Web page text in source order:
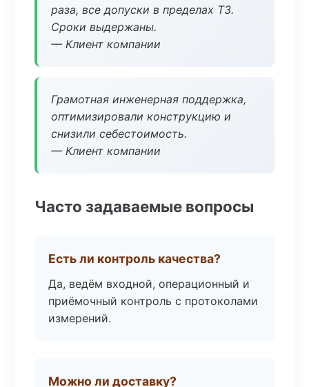
раза, все допуски в пределах ТЗ.
Сроки выдержаны.
— Клиент компании
Грамотная инженерная поддержка,
оптимизировали конструкцию и
снизили себестоимость.
— Клиент компании
Часто задаваемые вопросы
Есть ли контроль качества?
Да, ведём входной, операционный и
приёмочный контроль с протоколами
измерений.
Можно ли доставку?